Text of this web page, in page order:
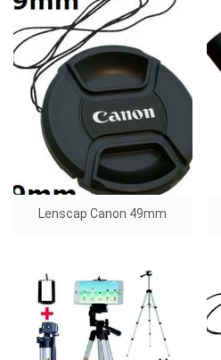
Lenscap Canon 49mm